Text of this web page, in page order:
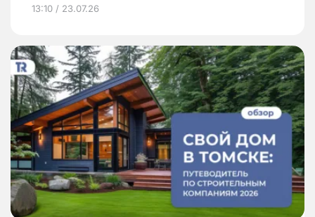
13:10 / 23.07.26